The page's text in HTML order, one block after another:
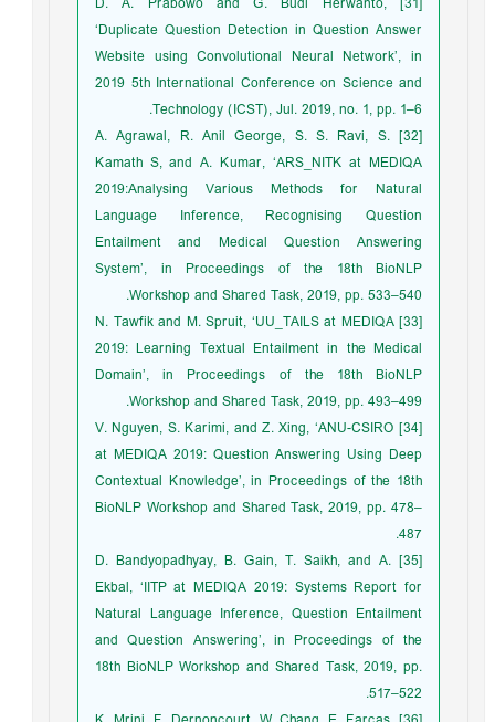
‘Duplicate Question Detection in Question Answer
Website using Convolutional Neural Network’, in
2019 5th International Conference on Science and
Technology (ICST), Jul. 2019, no. 1, pp. 1–6.
[32] A. Agrawal, R. Anil George, S. S. Ravi, S.
Kamath S, and A. Kumar, ‘ARS_NITK at MEDIQA
2019:Analysing Various Methods for Natural
Language Inference, Recognising Question
Entailment and Medical Question Answering
System’, in Proceedings of the 18th BioNLP
Workshop and Shared Task, 2019, pp. 533–540.
[33] N. Tawfik and M. Spruit, ‘UU_TAILS at MEDIQA
2019: Learning Textual Entailment in the Medical
Domain’, in Proceedings of the 18th BioNLP
Workshop and Shared Task, 2019, pp. 493–499.
[34] V. Nguyen, S. Karimi, and Z. Xing, ‘ANU-CSIRO
at MEDIQA 2019: Question Answering Using Deep
Contextual Knowledge’, in Proceedings of the 18th
BioNLP Workshop and Shared Task, 2019, pp. 478–
487.
[35] D. Bandyopadhyay, B. Gain, T. Saikh, and A.
Ekbal, ‘IITP at MEDIQA 2019: Systems Report for
Natural Language Inference, Question Entailment
and Question Answering’, in Proceedings of the
18th BioNLP Workshop and Shared Task, 2019, pp.
517–522.